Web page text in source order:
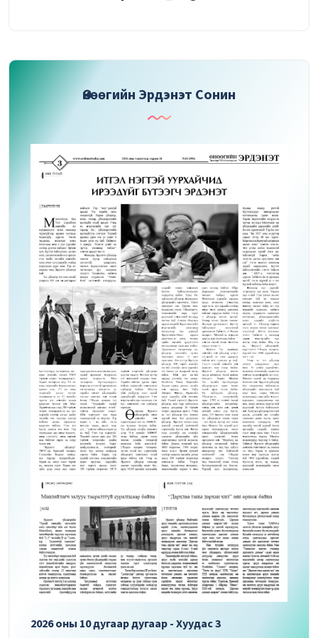
Өнөөгийн Эрдэнэт Сонин
2026 оны 10 дугаар дугаар - Хуудас 3